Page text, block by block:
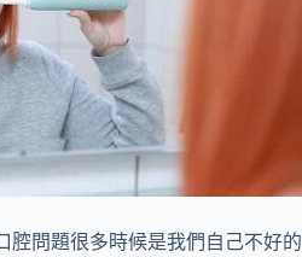
腔問題很多時候是我們自己不好的